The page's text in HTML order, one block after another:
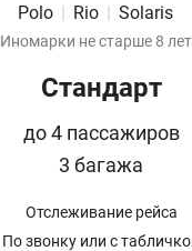
Polo | Rio | Solaris
Иномарки не старше 8 лет
Стандарт
до 4 пассажиров
3 багажа
Отслеживание рейса
По звонку или с